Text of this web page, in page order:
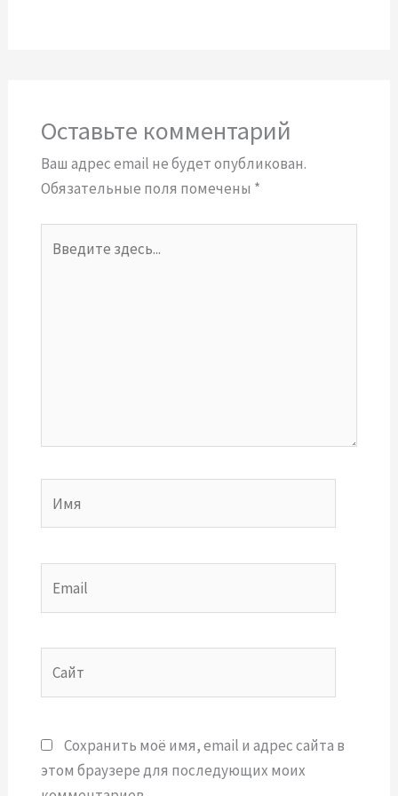
Оставьте комментарий
Ваш адрес email не будет опубликован.
Обязательные поля помечены *
здесь...
Сохранить моё имя, email и адрес сайта в
этом браузере для последующих моих